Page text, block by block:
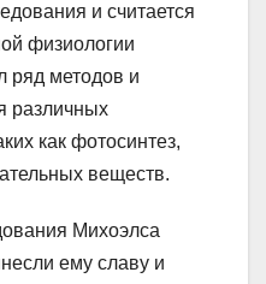
и считается
физиологии
ряд методов и
различных
как фотосинтез,
веществ.
Михоэлса
ему славу и